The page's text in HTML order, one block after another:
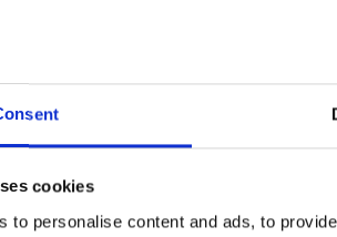
cookies
to personalise content and ads, to
przybliżymy standardowy cykl
Emarsysie wielu odrębnych, ale